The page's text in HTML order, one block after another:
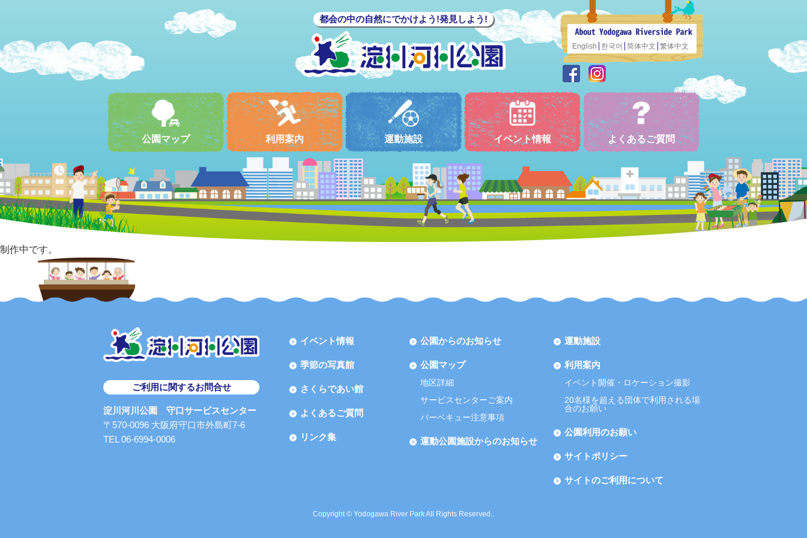
都会の中の自然にでかけよう!発見しよう!
English 한국어 简体中文 繁体中文
公園マップ 利用案内 運動施設 イベント情報 よくあるご質問
制作中です。
ご利用に関するお問合せ
淀川河川公園 守口サービスセンター
〒570-0096 大阪府守口市外島町7-6
TEL 06-6994-0006
イベント情報
季節の写真館
さくらであい館
よくあるご質問
リンク集
公園からのお知らせ
公園マップ
地区詳細
サービスセンターご案内
バーベキュー注意事項
運動公園施設からのお知らせ
運動施設
利用案内
イベント開催・ロケーション撮影
20名様を超える団体で利用される場
合のお願い
公園利用のお願い
サイトポリシー
サイトのご利用について
Copyright © Yodogawa River Park All Rights Reserved..